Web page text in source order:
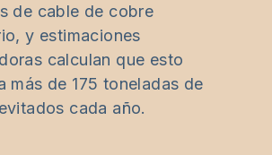
de cable de cobre
y estimaciones
calculan que esto
más de 175 toneladas de
cada año.